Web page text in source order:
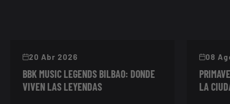
20 Abr 2026
BBK MUSIC LEGENDS BILBAO: DONDE
VIVEN LAS LEYENDAS
08
LA